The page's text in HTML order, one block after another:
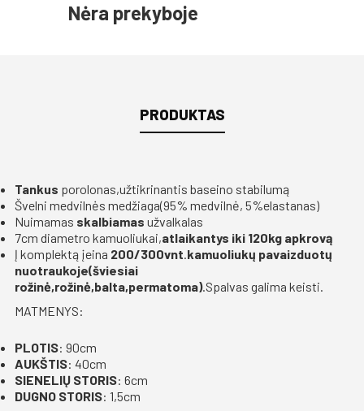
Nėra prekyboje
PRODUKTAS
Tankus porolonas,užtikrinantis baseino stabilumą
Švelni medvilnės medžiaga(95% medvilnė, 5%elastanas)
Nuimamas skalbiamas užvalkalas
7cm diametro kamuoliukai,atlaikantys iki 120kg apkrovą
Į komplektą įeina 200/300vnt.kamuoliukų pavaizduotų
nuotraukoje(šviesiai
rožinė,rožinė,balta,permatoma).Spalvas galima keisti.
MATMENYS:
PLOTIS: 90cm
AUKŠTIS: 40cm
SIENELIŲ STORIS: 6cm
DUGNO STORIS: 1,5cm